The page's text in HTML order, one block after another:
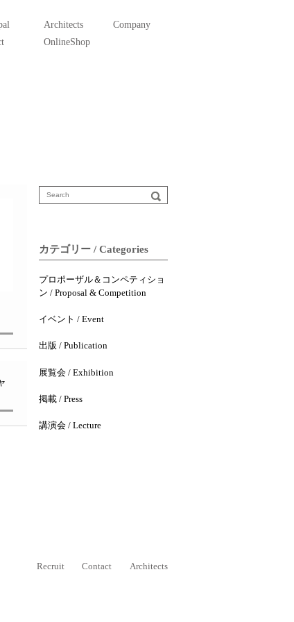
Architects
Company
OnlineShop
カテゴリー / Categories
プロポーザル＆コンペティショ
ン / Proposal & Competition
イベント / Event
出版 / Publication
展覧会 / Exhibition
掲載 / Press
講演会 / Lecture
Recruit Contact Architects